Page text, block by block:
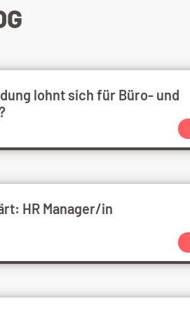
lohnt sich für Büro- und
HR Manager/in